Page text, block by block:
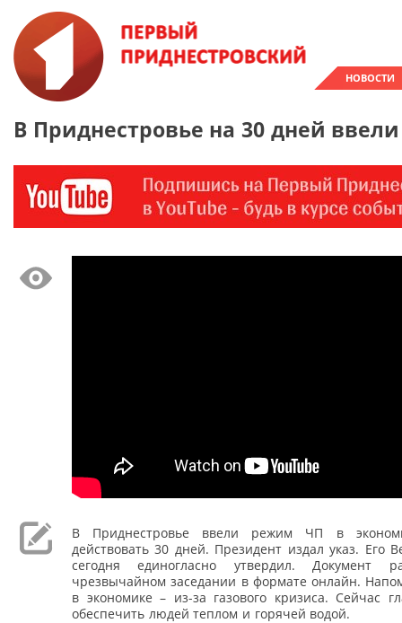
НОВОСТИ
В Приднестровье на 30 дней
В Приднестровье ввели режим ЧП в
действовать 30 дней. Президент издал указ. Его
сегодня единогласно утвердил. Документ
чрезвычайном заседании в формате онлайн.
в экономике – из-за газового кризиса. Сейчас
обеспечить людей теплом и горячей водой.